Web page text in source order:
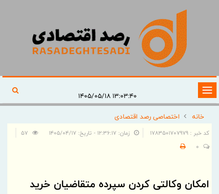
تغییر
وضعیت
ناوبری
خانه
اختصاصی رصد اقتصادی
کد خبر : 1783501707979 زمان: ۱۲:۳۶:۱۷ - تاریخ: ۱۴۰۵/۰۴/۱۷
0
امکان وکالتی کردن سپرده متقاضیان خرید